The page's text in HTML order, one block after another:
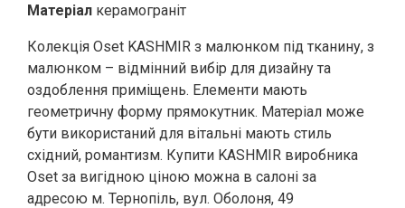
Матеріал керамограніт
Колекція Oset KASHMIR з малюнком під тканину, з
малюнком – відмінний вибір для дизайну та
оздоблення приміщень. Елементи мають
геометричну форму прямокутник. Матеріал може
бути використаний для вітальні мають стиль
східний, романтизм. Купити KASHMIR виробника
Oset за вигідною ціною можна в салоні за
адресою м. Тернопіль, вул. Оболоня, 49